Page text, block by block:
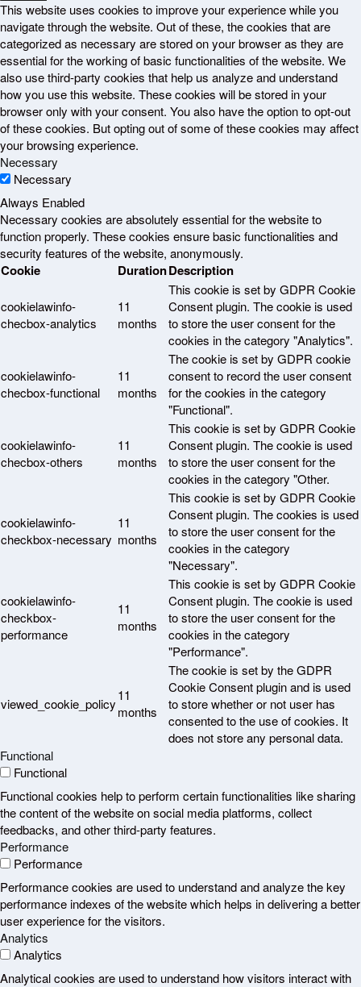
This website uses cookies to improve your experience while you
navigate through the website. Out of these, the cookies that are
categorized as necessary are stored on your browser as they are
essential for the working of basic functionalities of the website. We
also use third-party cookies that help us analyze and understand
how you use this website. These cookies will be stored in your
browser only with your consent. You also have the option to opt-out
of these cookies. But opting out of some of these cookies may affect
your browsing experience.
Necessary
Necessary
Always Enabled
Necessary cookies are absolutely essential for the website to
function properly. These cookies ensure basic functionalities and
security features of the website, anonymously.
Cookie DurationDescription
cookielawinfo-
checbox-analytics
11
months
This cookie is set by GDPR Cookie
Consent plugin. The cookie is used
to store the user consent for the
cookies in the category "Analytics".
cookielawinfo-
checbox-functional
11
months
The cookie is set by GDPR cookie
consent to record the user consent
for the cookies in the category
"Functional".
cookielawinfo-
checbox-others
11
months
This cookie is set by GDPR Cookie
Consent plugin. The cookie is used
to store the user consent for the
cookies in the category "Other.
cookielawinfo-
checkbox-necessary
11
months
This cookie is set by GDPR Cookie
Consent plugin. The cookies is used
to store the user consent for the
cookies in the category
"Necessary".
cookielawinfo-
checkbox-
performance
11
months
This cookie is set by GDPR Cookie
Consent plugin. The cookie is used
to store the user consent for the
cookies in the category
"Performance".
viewed_cookie_policy
11
months
The cookie is set by the GDPR
Cookie Consent plugin and is used
to store whether or not user has
consented to the use of cookies. It
does not store any personal data.
Functional
Functional
Functional cookies help to perform certain functionalities like sharing
the content of the website on social media platforms, collect
feedbacks, and other third-party features.
Performance
Performance
Performance cookies are used to understand and analyze the key
performance indexes of the website which helps in delivering a better
user experience for the visitors.
Analytics
Analytics
Analytical cookies are used to understand how visitors interact with